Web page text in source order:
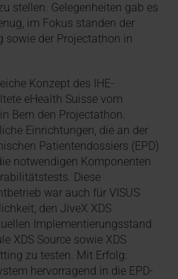
stellen. Gelegenheiten gab es
im Fokus standen der
sowie der Projectathon in
Konzept des IHE-
eHealth Suisse vom
Bern den Projectathon.
Einrichtungen, die an der
Patientendossiers (EPD)
notwendigen Komponenten
Diese
war auch für VISUS
den JiveX XDS
Implementierungsstand
XDS Source sowie XDS
zu testen. Mit Erfolg:
hervorragend in die EPD-